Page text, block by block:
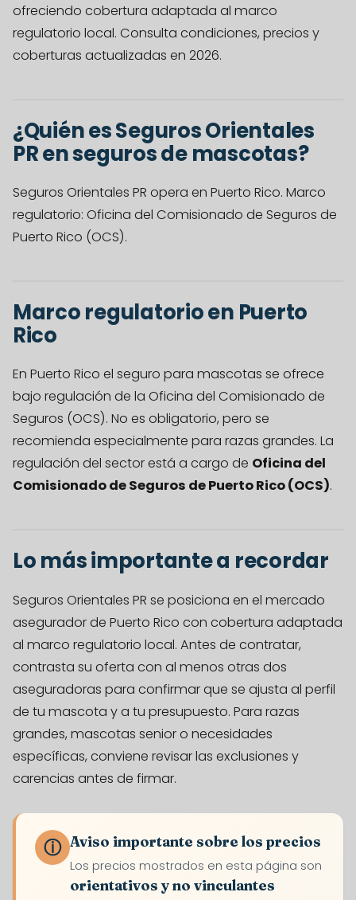
ofreciendo cobertura adaptada al marco
regulatorio local. Consulta condiciones, precios y
coberturas actualizadas en 2026.
¿Quién es Seguros Orientales
PR en seguros de mascotas?
Seguros Orientales PR opera en Puerto Rico. Marco
regulatorio: Oficina del Comisionado de Seguros de
Puerto Rico (OCS).
Marco regulatorio en Puerto
Rico
En Puerto Rico el seguro para mascotas se ofrece
bajo regulación de la Oficina del Comisionado de
Seguros (OCS). No es obligatorio, pero se
recomienda especialmente para razas grandes. La
regulación del sector está a cargo de Oficina del
Comisionado de Seguros de Puerto Rico (OCS).
Lo más importante a recordar
Seguros Orientales PR se posiciona en el mercado
asegurador de Puerto Rico con cobertura adaptada
al marco regulatorio local. Antes de contratar,
contrasta su oferta con al menos otras dos
aseguradoras para confirmar que se ajusta al perfil
de tu mascota y a tu presupuesto. Para razas
grandes, mascotas senior o necesidades
específicas, conviene revisar las exclusiones y
carencias antes de firmar.
ⓘ Aviso importante sobre los precios
Los precios mostrados en esta página son
orientativos y no vinculantes